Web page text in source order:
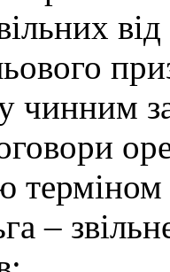
чинним
–